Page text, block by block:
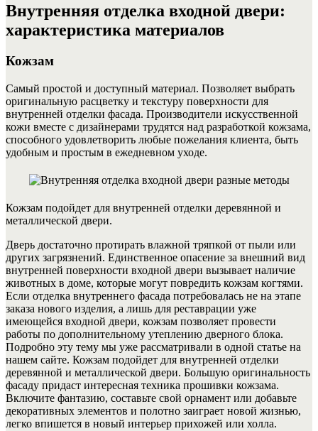
Внутренняя отделка входной двери:
характеристика материалов
Кожзам
Самый простой и доступный материал. Позволяет выбрать
оригинальную расцветку и текстуру поверхности для
внутренней отделки фасада. Производители искусственной
кожи вместе с дизайнерами трудятся над разработкой кожзама,
способного удовлетворить любые пожелания клиента, быть
удобным и простым в ежедневном уходе.
Кожзам подойдет для внутренней отделки деревянной и
металлической двери.
Дверь достаточно протирать влажной тряпкой от пыли или
других загрязнений. Единственное опасение за внешний вид
внутренней поверхности входной двери вызывает наличие
животных в доме, которые могут повредить кожзам когтями.
Если отделка внутреннего фасада потребовалась не на этапе
заказа нового изделия, а лишь для реставрации уже
имеющейся входной двери, кожзам позволяет провести
работы по дополнительному утеплению дверного блока.
Подробно эту тему мы уже рассматривали в одной статье на
нашем сайте. Кожзам подойдет для внутренней отделки
деревянной и металлической двери. Большую оригинальность
фасаду придаст интересная техника прошивки кожзама.
Включите фантазию, составьте свой орнамент или добавьте
декоративных элементов и полотно заиграет новой жизнью,
легко впишется в новый интерьер прихожей или холла.